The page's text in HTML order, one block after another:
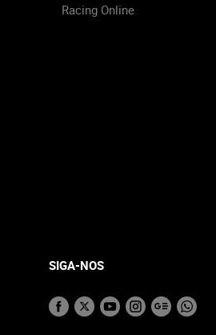
Racing Online
SIGA-NOS